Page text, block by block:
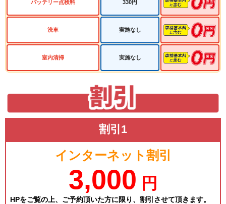
バッテリー点検料 330円
洗車 実施なし
室内清掃 実施なし
割引1
インターネット割引
3,000 円
HPをご覧の上、ご予約頂いた方に限り、割引させて頂きます。